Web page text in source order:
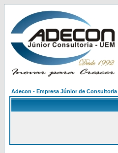
Adecon - Empresa Júnior de